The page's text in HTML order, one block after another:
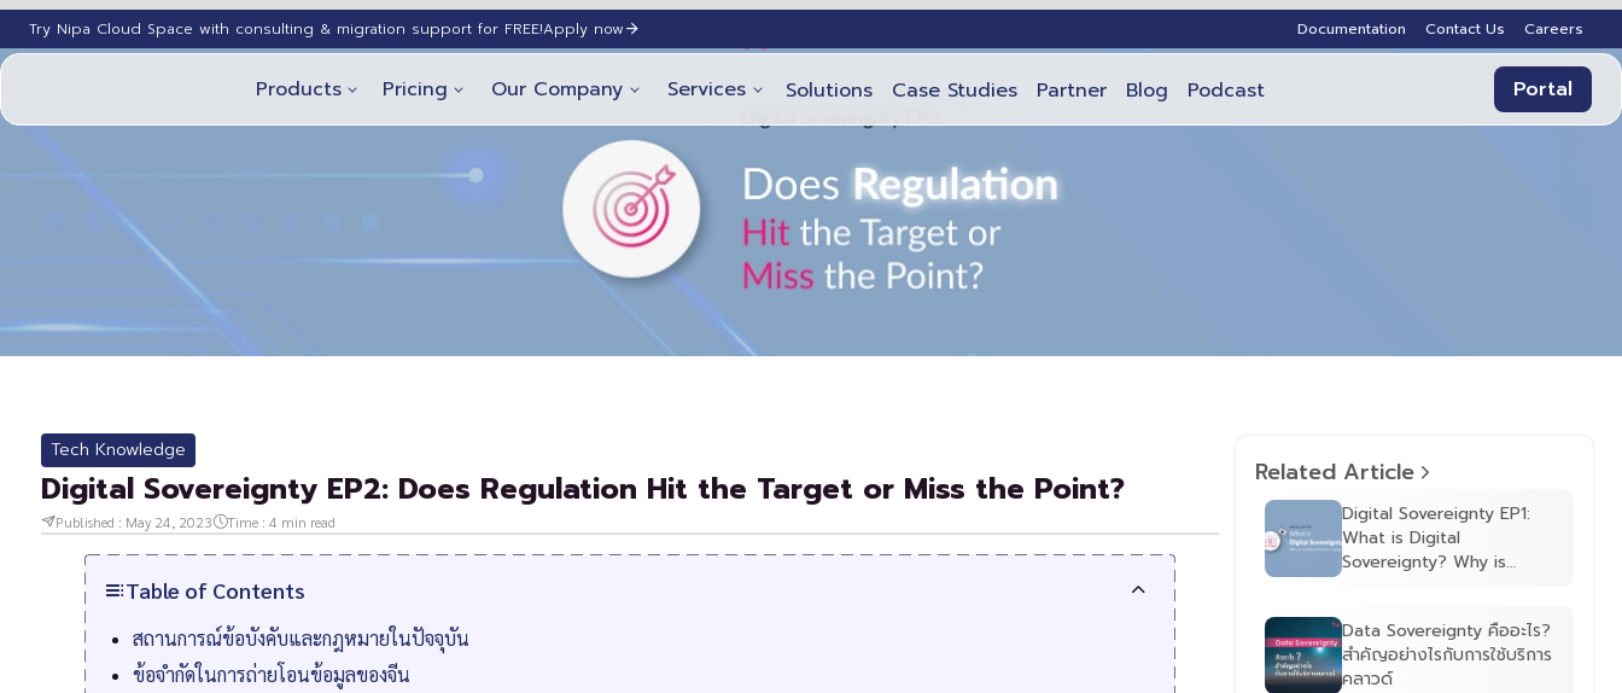
Try Nipa Cloud Space with consulting & migration support for FREE!Apply now Documentation Contact Us Careers
Products Pricing Our Company Services Solutions Case Studies Partner Blog Podcast Portal
Tech Knowledge
Digital Sovereignty EP2: Does Regulation Hit the Target or Miss the Point?
Published : May 24, 2023 Time : 4 min read
Table of Contents
สถานการณ์ข้อบังคับและกฎหมายในปัจจุบัน
ข้อจำกัดในการถ่ายโอนข้อมูลของจีน
Related Article
Digital Sovereignty EP1:
What is Digital
Sovereignty? Why is
Data Sovereignty คืออะไร?
สำคัญอย่างไรกับการใช้บริการ
คลาวด์